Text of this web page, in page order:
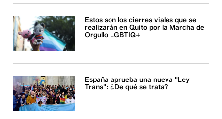
Estos son los cierres viales que se
realizarán en Quito por la Marcha de
Orgullo LGBTIQ+
España aprueba una nueva "Ley
Trans": ¿De qué se trata?